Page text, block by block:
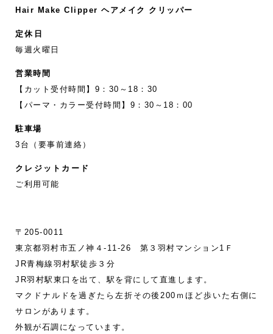
Hair Make Clipper ヘアメイク クリッパー
定休日
毎週火曜日
営業時間
【カット受付時間】9：30～18：30
【パーマ・カラー受付時間】9：30～18：00
駐車場
3台（要事前連絡）
クレジットカード
ご利用可能
〒205-0011
東京都羽村市五ノ神４-11‐26 第３羽村マンション1Ｆ
JR青梅線羽村駅徒歩３分
JR羽村駅東口を出て、駅を背にして直進します。
マクドナルドを過ぎたら左折その後200ｍほど歩いた右側に
サロンがあります。
外観が石調になっています。